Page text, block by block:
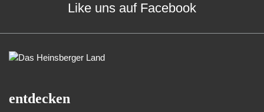
Like uns auf Facebook
entdecken